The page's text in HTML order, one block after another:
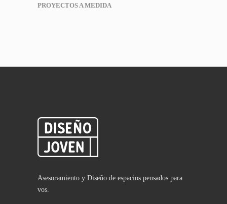
PROYECTOS A MEDIDA
Asesoramiento y Diseño de espacios pensados para
vos.